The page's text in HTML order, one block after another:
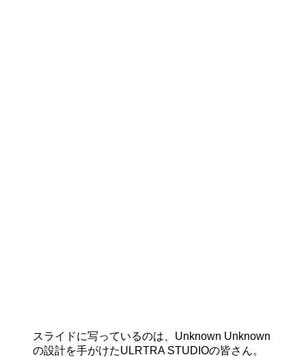
スライドに写っているのは、Unknown Unknown
の設計を手がけたULRTRA STUDIOの皆さん。